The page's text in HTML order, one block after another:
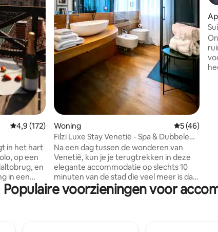
Gemiddelde beoordeling van 4,9 op 5, 172 recensies
4,9 (172)
in het hart
op een
en
in een
een
Woning Gemiddelde
5 (46)
Filzi Luxe Stay Venetië - Spa & Dubbele
parkeerplaats
Na een dag tussen de wonderen van
Venetië, kun je je terugtrekken in deze
elegante accommodatie op slechts 10
minuten van de stad die veel meer is dan
alleen een accommodatie: het is een
ware oase van stijl en ontspanning.
ruimte. Een
Populaire voorzieningen voor